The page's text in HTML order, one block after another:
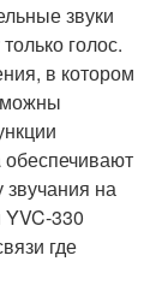
звуки
голос.
в котором
обеспечивают
звучания на
YVC-330
где